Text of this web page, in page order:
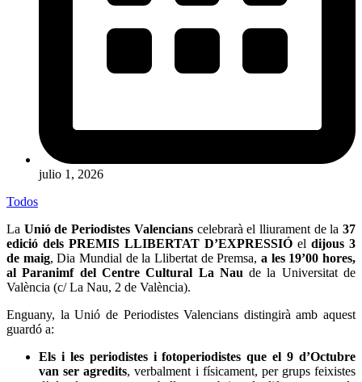
julio 1, 2026
Todos
La Unió de Periodistes Valencians celebrarà el lliurament de la37
edició dels PREMIS LLIBERTAT D’EXPRESSIÓ el dijous 3
de maig, Dia Mundial de la Llibertat de Premsa,a les 19’00 hores,
al Paranimf del Centre Cultural La Nau de la Universitat de
València (c/ La Nau, 2 de València).
Enguany, laUnió de Periodistes Valencians distingirà amb aquest
guardó a:
Els i les periodistes i fotoperiodistes que el 9 d’Octubre
van ser agredits, verbalment i físicament, per grups feixistes